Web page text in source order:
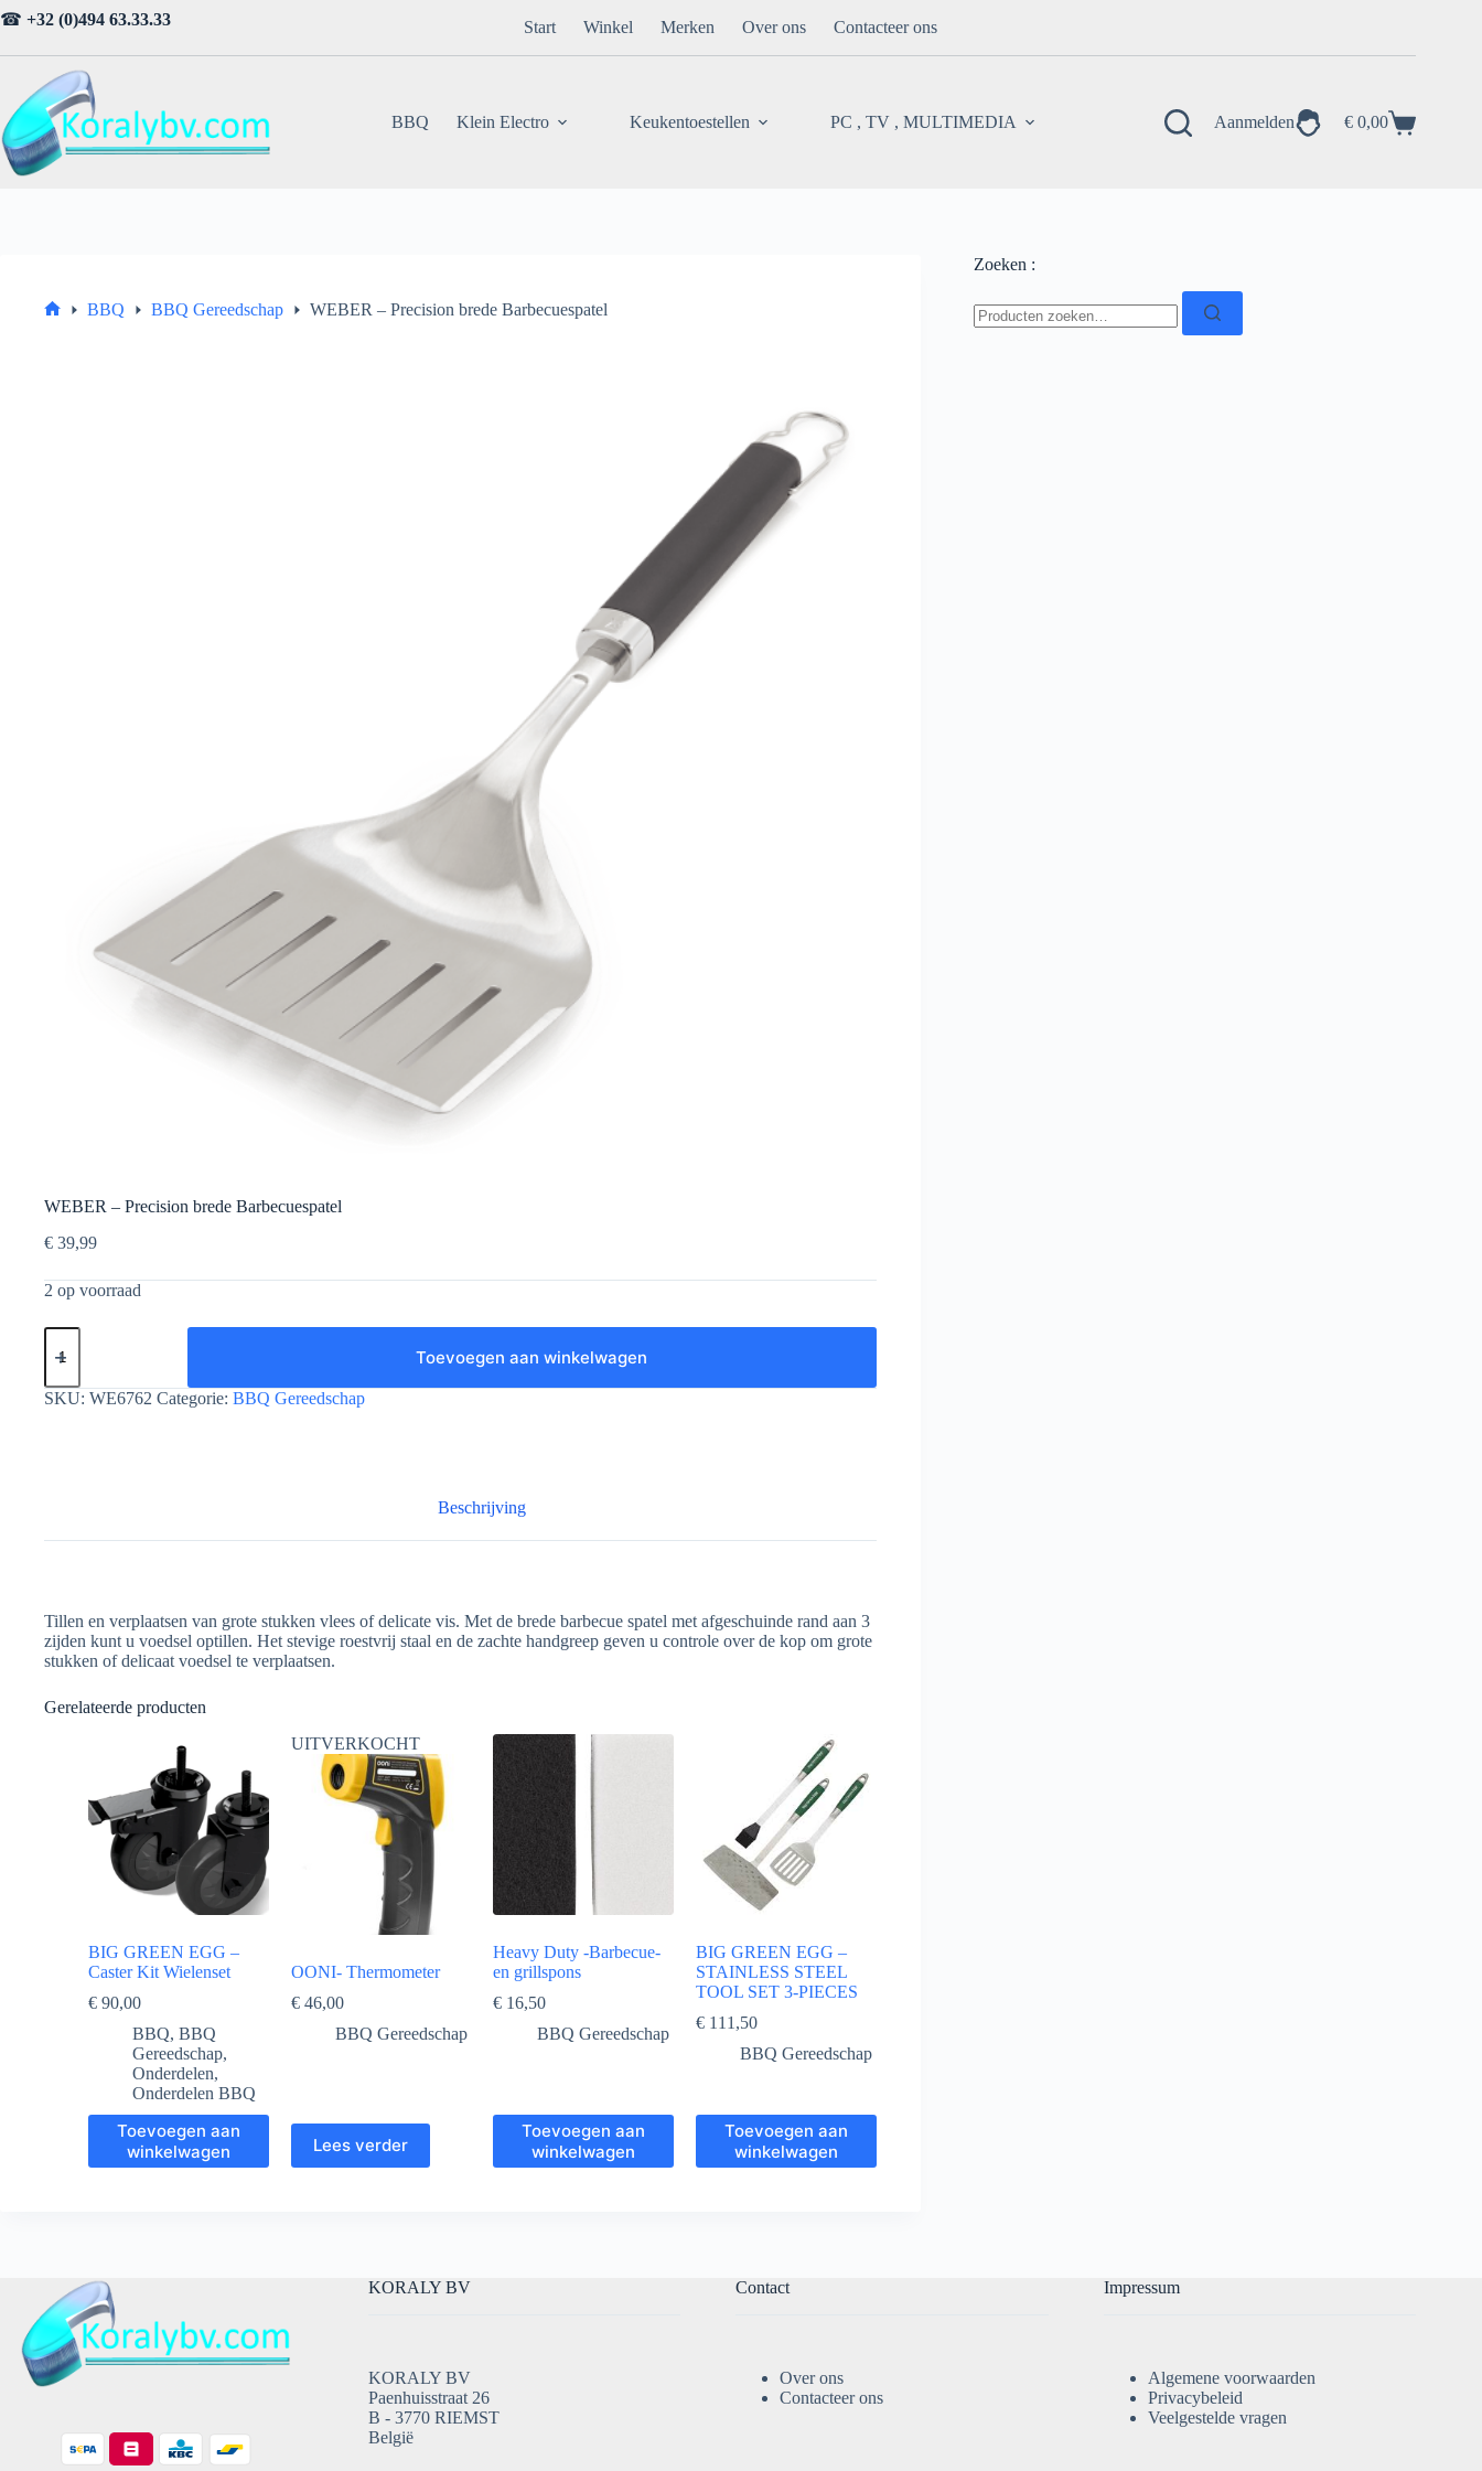
Ga
naar
☎ +32 (0)494 63.33.33 Start Winkel Merken Over ons Contacteer ons
BBQ Klein Electro Keukentoestellen PC , TV , MULTIMEDIA Aanmelden Winkelwagen
€ 0,00
BBQ BBQ Gereedschap WEBER – Precision brede Barbecuespatel
WEBER – Precision brede Barbecuespatel
€ 39,99
2 op voorraad
WEBER
brede
Barbecuespatel
Toevoegen aan winkelwagen
SKU: WE6762 Categorie: BBQ Gereedschap
Beschrijving
Tillen en verplaatsen van grote stukken vlees of delicate vis. Met de brede barbecue spatel met afgeschuinde rand aan 3
zijden kunt u voedsel optillen. Het stevige roestvrij staal en de zachte handgreep geven u controle over de kop om grote
stukken of delicaat voedsel te verplaatsen.
Gerelateerde producten
BIG GREEN EGG –
Caster Kit Wielenset
€ 90,00
BBQ, BBQ
Gereedschap,
Onderdelen,
Onderdelen BBQ
Toevoegen aan
winkelwagen
UITVERKOCHT
OONI- Thermometer
€46,00
BBQ Gereedschap
Lees verder
Heavy Duty -Barbecue-
en grillspons
€ 16,50
BBQ Gereedschap
Toevoegen aan
winkelwagen
BIG GREEN EGG –
STAINLESS STEEL
TOOL SET 3-PIECES
€111,50
BBQ Gereedschap
Toevoegen aan
winkelwagen
Zoeken :
naar:
KORALY BV
KORALY BV
Paenhuisstraat 26
B - 3770 RIEMST
België
Contact
Over ons
Contacteer ons
Impressum
Algemene voorwaarden
Privacybeleid
Veelgestelde vragen